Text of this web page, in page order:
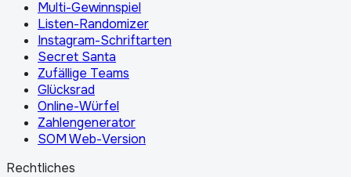
Multi-Gewinnspiel
Listen-Randomizer
Instagram-Schriftarten
Secret Santa
Zufällige Teams
Glücksrad
Online-Würfel
Zahlengenerator
SOM Web-Version
Rechtliches